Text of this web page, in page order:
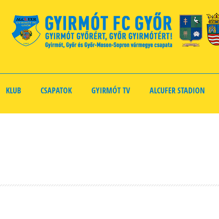
KLUB CSAPATOK GYIRMÓT TV ALCUFER STADION